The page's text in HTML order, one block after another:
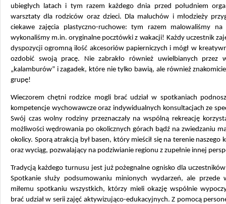
ubiegłych latach i tym razem każdego dnia przed południem
warsztaty dla rodziców oraz dzieci. Dla maluchów i młodzieży
ciekawe zajęcia plastyczno-ruchowe: tym razem malowaliśmy
wykonaliśmy m.in. oryginalne pocztówki z wakacji! Każdy uczestnik
dyspozycji ogromną ilość akcesoriów papierniczych i mógł w
ozdobić swoją pracę. Nie zabrakło również uwielbianych przez
„kalamburów” i zagadek, które nie tylko bawią, ale również
grupę!
Wieczorem chętni rodzice mogli brać udział w spotkaniach
kompetencje wychowawcze oraz indywidualnych konsultacjach ze
Swój czas wolny rodziny przeznaczały na wspólną rekreację
możliwości wędrowania po okolicznych górach bądź na zwiedzaniu
okolicy. Sporą atrakcją był basen, który mieścił się na terenie naszego
oraz wyciąg, pozwalający na podziwianie regionu z zupełnie innej
Tradycją każdego turnusu jest już pożegnalne ognisko dla
Spotkanie służy podsumowaniu minionych wydarzeń, ale przede
miłemu spotkaniu wszystkich, którzy mieli okazję wspólnie
brać udział w serii zajęć aktywizująco-edukacyjnych. Z pomocą